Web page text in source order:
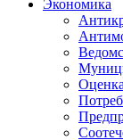
Экономика